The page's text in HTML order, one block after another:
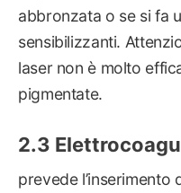
abbronzata o se si fa
sensibilizzanti.
laser non è molto
pigmentate.
prevede l’inserimento